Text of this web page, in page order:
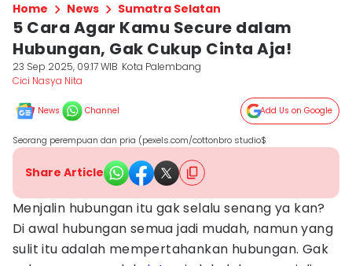
Home News Sumatra Selatan
5 Cara Agar Kamu Secure dalam
Hubungan, Gak Cukup Cinta Aja!
23 Sep 2025, 09:17 WIB Kota Palembang
Cici Nasya Nita
News Channel Add Us on Google
Seorang perempuan dan pria (pexels.com/cottonbro studio$
Share Article
Menjalin hubungan itu gak selalu senang ya kan?
Di awal hubungan semua jadi mudah, namun yang
sulit itu adalah mempertahankan hubungan. Gak